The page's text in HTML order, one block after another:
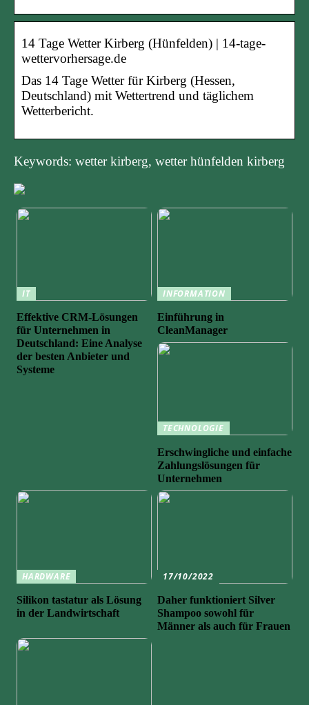
14 Tage Wetter Kirberg (Hünfelden) | 14-tage-
wettervorhersage.de
Das 14 Tage Wetter für Kirberg (Hessen,
Deutschland) mit Wettertrend und täglichem
Wetterbericht.
Keywords: wetter kirberg, wetter hünfelden kirberg
IT
Effektive CRM-Lösungen
für Unternehmen in
Deutschland: Eine Analyse
der besten Anbieter und
Systeme
INFORMATION
Einführung in
CleanManager
TECHNOLOGIE
Erschwingliche und einfache
Zahlungslösungen für
Unternehmen
HARDWARE
Silikon tastatur als Lösung
in der Landwirtschaft
17/10/2022
Daher funktioniert Silver
Shampoo sowohl für
Männer als auch für Frauen